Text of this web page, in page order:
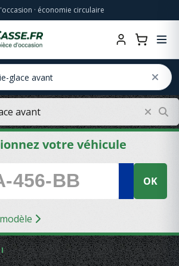
· économie circulaire
votre véhicule
OK
Rechercher par modèle